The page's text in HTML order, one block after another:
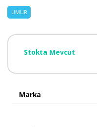
UMUR
Stokta Mevcut
Marka